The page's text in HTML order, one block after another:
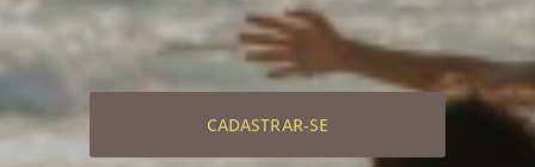
CADASTRAR-SE